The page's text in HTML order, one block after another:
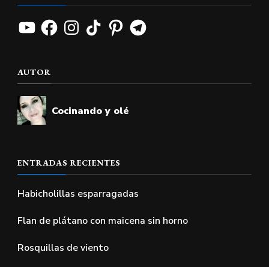
YouTubeFacebookInstagramTikTokPinterestTelegram
AUTOR
Cocinando y olé
ENTRADAS RECIENTES
Habicholillas esparragadas
Flan de plátano con maicena sin horno
Rosquillas de viento